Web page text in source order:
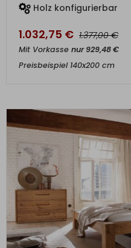
Holz konfigurierbar
1.032,75 € 1.377,00€
Mit Vorkasse nur929,48€
Preisbeispiel 140x200 cm